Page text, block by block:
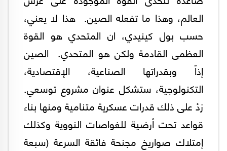
العالم، وهذا ما تفعله الصين. هذا لا يعني،
حسب بول كينيدي، ان المتحدي هو القوة
العظمى القادمة ولكن هو المتحدي. الصين
إذاً وبقدراتها الصناعية، الإقتصادية،
التكنولوجية، ستشكل عنوان مشروع توسعي.
زدْ على ذلك قدرات عسكرية متنامية ومنها بناء
قواعد تحت أرضية للغواصات النووية وكذلك
إمتلاك صواريخ مجنحة فائقة السرعة (سبعة